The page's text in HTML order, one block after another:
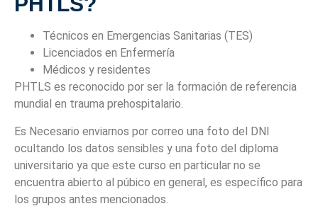
Técnicos en Emergencias Sanitarias (TES)
Licenciados en Enfermería
Médicos y residentes
PHTLS es reconocido por ser la formación de referencia
mundial en trauma prehospitalario.
Es Necesario enviarnos por correo una foto del DNI
ocultando los datos sensibles y una foto del diploma
universitario ya que este curso en particular no se
encuentra abierto al púbico en general, es específico para
los grupos antes mencionados.